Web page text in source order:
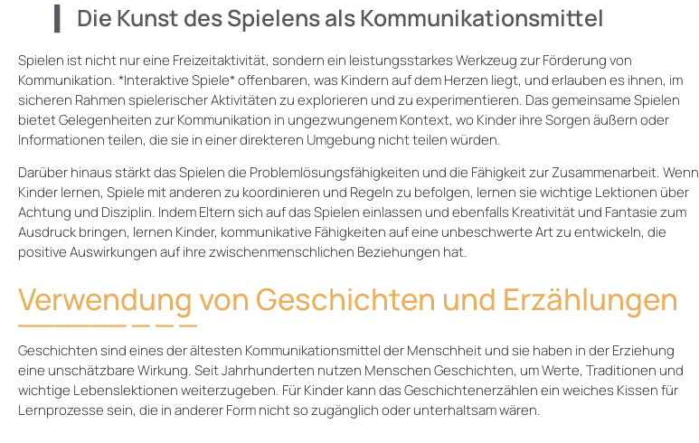
Die Kunst des Spielens als Kommunikationsmittel
Spielen ist nicht nur eine Freizeitaktivität, sondern ein leistungsstarkes Werkzeug zur Förderung von
Kommunikation. *Interaktive Spiele* offenbaren, was Kindern auf dem Herzen liegt, und erlauben es ihnen, im
sicheren Rahmen spielerischer Aktivitäten zu explorieren und zu experimentieren. Das gemeinsame Spielen
bietet Gelegenheiten zur Kommunikation in ungezwungenem Kontext, wo Kinder ihre Sorgen äußern oder
Informationen teilen, die sie in einer direkteren Umgebung nicht teilen würden.
Darüber hinaus stärkt das Spielen die Problemlösungsfähigkeiten und die Fähigkeit zur Zusammenarbeit. Wenn
Kinder lernen, Spiele mit anderen zu koordinieren und Regeln zu befolgen, lernen sie wichtige Lektionen über
Achtung und Disziplin. Indem Eltern sich auf das Spielen einlassen und ebenfalls Kreativität und Fantasie zum
Ausdruck bringen, lernen Kinder, kommunikative Fähigkeiten auf eine unbeschwerte Art zu entwickeln, die
positive Auswirkungen auf ihre zwischenmenschlichen Beziehungen hat.
Verwendung von Geschichten und Erzählungen
Geschichten sind eines der ältesten Kommunikationsmittel der Menschheit und sie haben in der Erziehung
eine unschätzbare Wirkung. Seit Jahrhunderten nutzen Menschen Geschichten, um Werte, Traditionen und
wichtige Lebenslektionen weiterzugeben. Für Kinder kann das Geschichtenerzählen ein weiches Kissen für
Lernprozesse sein, die in anderer Form nicht so zugänglich oder unterhaltsam wären.